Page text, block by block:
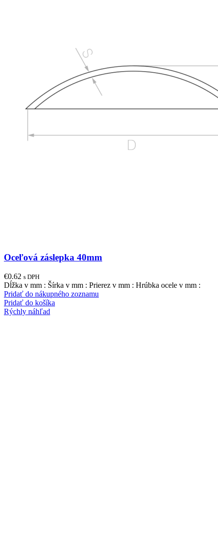
Oceľová záslepka 40mm
€0.62 s DPH
Dĺžka v mm : Šírka v mm : Prierez v mm : Hrúbka ocele v mm :
Pridať do nákupného zoznamu
Pridať do košíka
Rýchly náhľad